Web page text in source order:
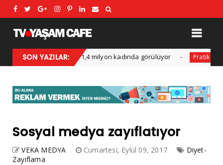
SON YAZILAR:
Kadın Her yıl 1,4 milyon kadında görülüyor Pratik Boy
Sosyal medya zayıflatıyor
VEKA MEDYA Cumartesi, Eylül 09, 2017
Diyet-
Zayıflama